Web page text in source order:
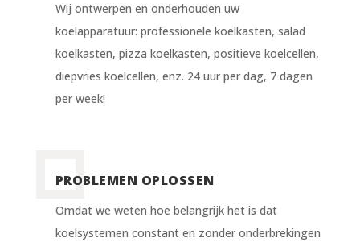
Wij ontwerpen en onderhouden uw
koelapparatuur: professionele koelkasten, salad
koelkasten, pizza koelkasten, positieve koelcellen,
diepvries koelcellen, enz. 24 uur per dag, 7 dagen
per week!
PROBLEMEN OPLOSSEN
Omdat we weten hoe belangrijk het is dat
koelsystemen constant en zonder onderbrekingen